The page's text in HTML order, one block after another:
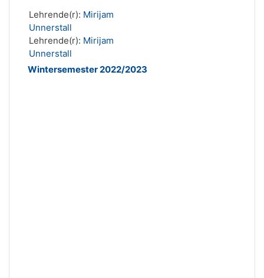
Lehrende(r): Mirijam
Unnerstall
Lehrende(r): Mirijam
Unnerstall
Wintersemester 2022/2023